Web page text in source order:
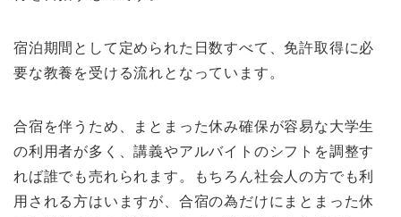
宿泊期間として定められた日数すべて、免許取得に必
要な教養を受ける流れとなっています。
合宿を伴うため、まとまった休み確保が容易な大学生
の利用者が多く、講義やアルバイトのシフトを調整す
れば誰でも売れられます。もちろん社会人の方でも利
用される方はいますが、合宿の為だけにまとまった休